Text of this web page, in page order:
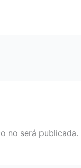
no será publicada.